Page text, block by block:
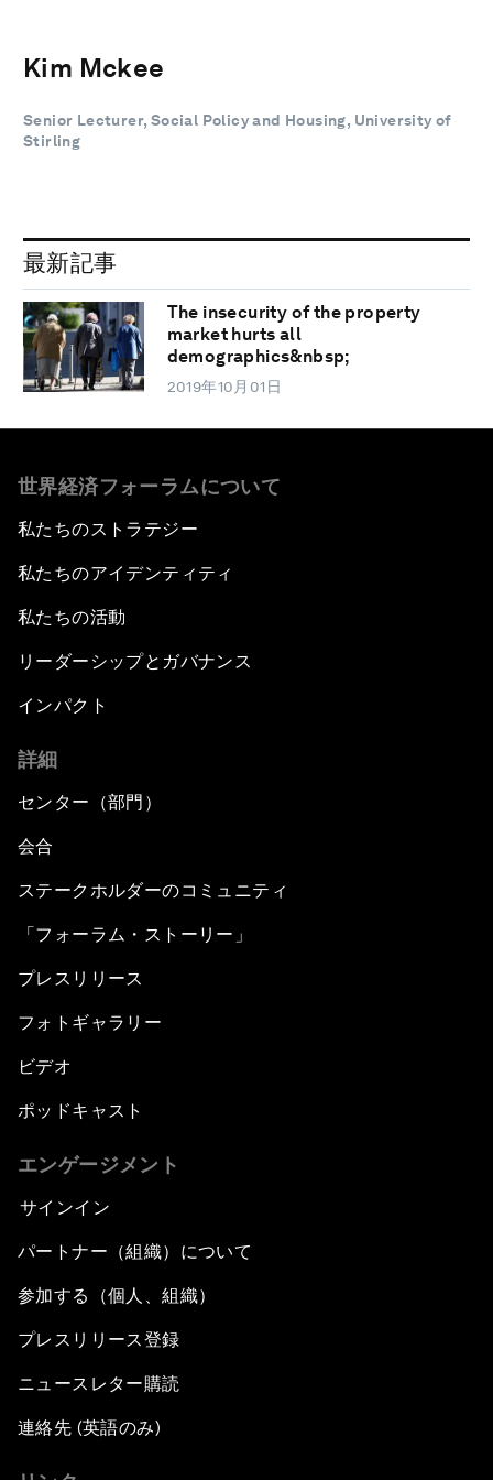
Kim Mckee
Senior Lecturer, Social Policy and Housing, University of
Stirling
最新記事
The insecurity of the property
market hurts all
demographics&nbsp;
2019年10月01日
世界経済フォーラムについて
私たちのストラテジー
私たちのアイデンティティ
私たちの活動
リーダーシップとガバナンス
インパクト
詳細
センター（部門）
会合
ステークホルダーのコミュニティ
「フォーラム・ストーリー」
プレスリリース
フォトギャラリー
ビデオ
ポッドキャスト
エンゲージメント
サインイン
パートナー（組織）について
参加する（個人、組織）
プレスリリース登録
ニュースレター購読
連絡先 (英語のみ)